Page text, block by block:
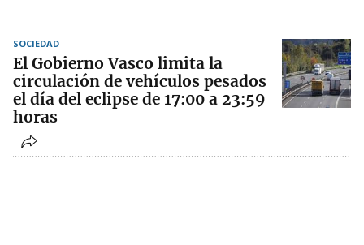
SOCIEDAD
El Gobierno Vasco limita la
circulación de vehículos pesados
el día del eclipse de 17:00 a 23:59
horas